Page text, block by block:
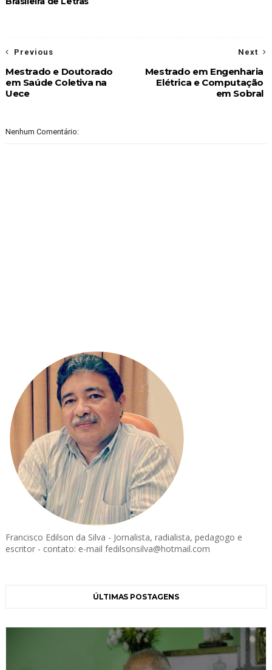
Next
Mestrado em Engenharia
Elétrica e Computação
em Sobral
Previous
Mestrado e Doutorado
em Saúde Coletiva na
Uece
Nenhum Comentário:
Francisco Edilson da Silva - Jornalista, radialista, pedagogo e
escritor - contato: e-mail fedilsonsilva@hotmail.com
ÚLTIMAS POSTAGENS